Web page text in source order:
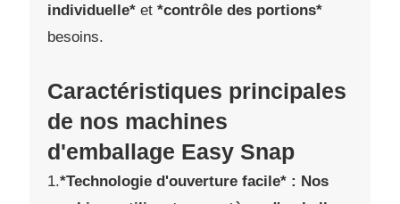
individuelle*et *contrôle des portions*
besoins.
Caractéristiques principales
de nos machines
d'emballage Easy Snap
1.*Technologie d'ouverture facile* : Nos